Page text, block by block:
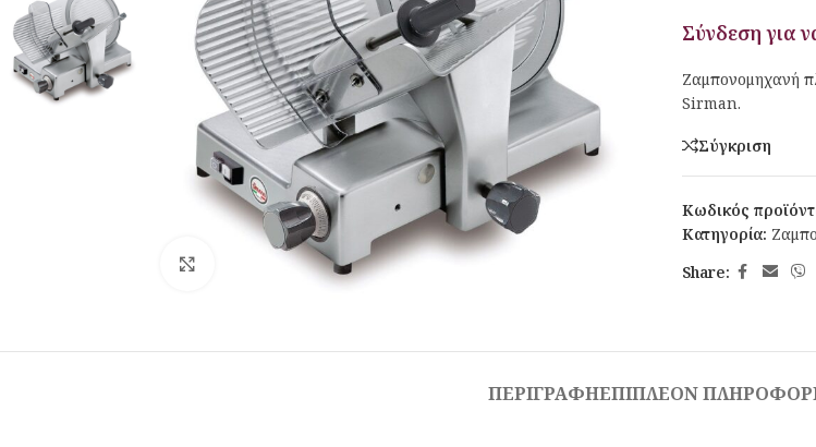
Κλικ για μεγέθυνση
Σύνδεση για
Ζαμπονομηχανή
Sirman.
Σύγκριση
Κωδικός
Κατηγορία:
Share:
ΠΕΡΙΓΡΑΦΉΕΠΙΠΛΈΟΝ